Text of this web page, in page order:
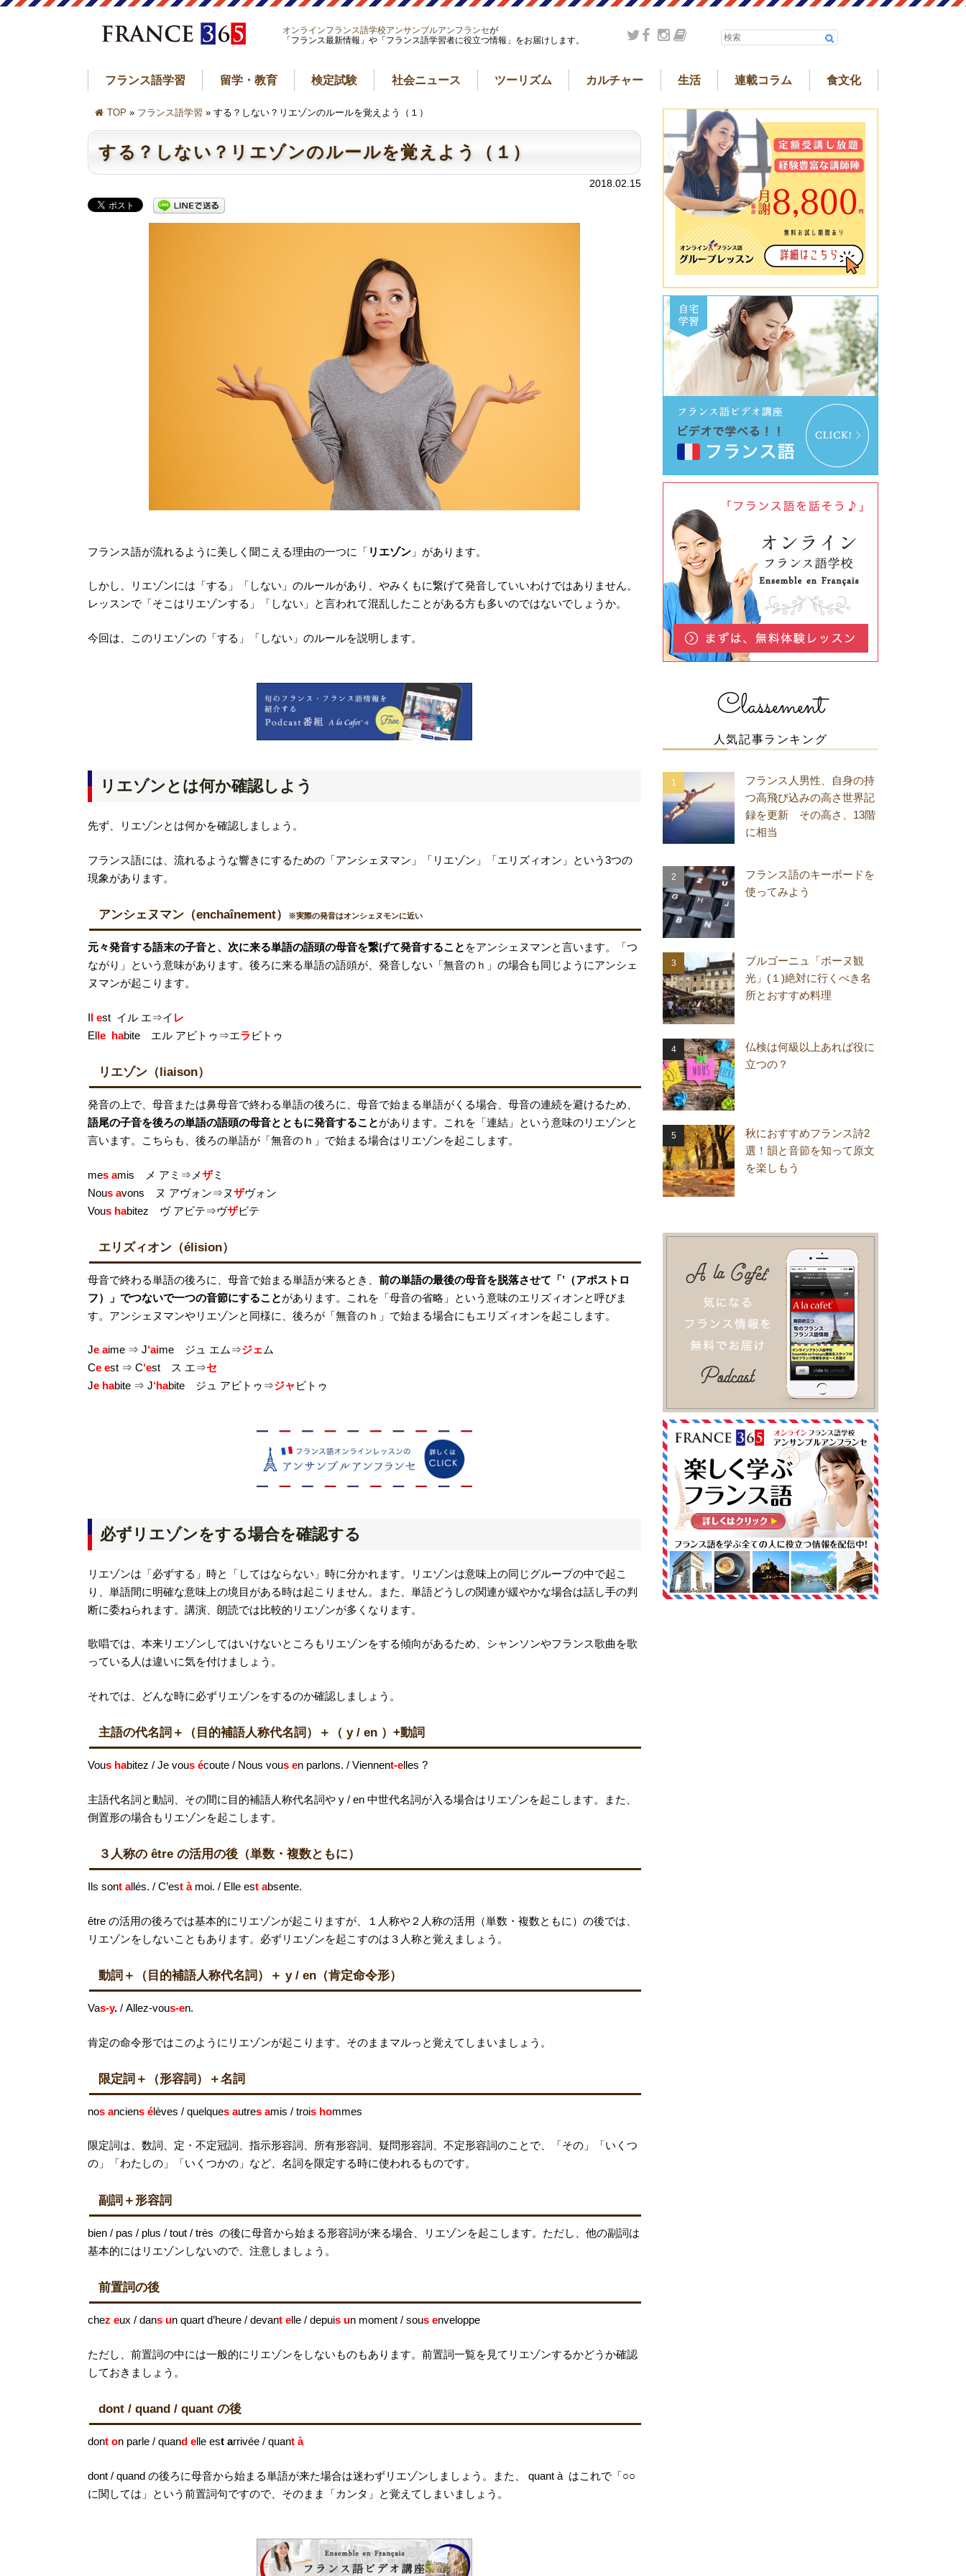
オンラインフランス語学校アンサンブルアンフランセが
「フランス最新情報」や「フランス語学習者に役立つ情報」をお届けします。
フランス語学習 留学・教育 検定試験 社会ニュース ツーリズム カルチャー 生活 連載コラム 食文化
TOP » フランス語学習 » する？しない？リエゾンのルールを覚えよう（１）
する？しない？リエゾンのルールを覚えよう（１）
2018.02.15
フランス語が流れるように美しく聞こえる理由の一つに「 リエゾン 」があります。
しかし、リエゾンには「する」「しない」のルールがあり、やみくもに繋げて発音していいわけではありません。
レッスンで「そこはリエゾンする」「しない」と言われて混乱したことがある方も多いのではないでしょうか。
今回は、このリエゾンの「する」「しない」のルールを説明します。
リエゾンとは何か確認しよう
先ず、リエゾンとは何かを確認しましょう。
フランス語には、流れるような響きにするための「アンシェヌマン」「リエゾン」「エリズィオン」という3つの
現象があります。
アンシェヌマン（enchaînement） ※実際の発音はオンシェヌモンに近い
元々発音する語末の子音と、次に来る単語の語頭の母音を繋げて発音すること をアンシェヌマンと言います。「つ
ながり」という意味があります。後ろに来る単語の語頭が、発音しない「無音のｈ」の場合も同じようにアンシェ
ヌマンが起こります。
Il est イル エ⇒イ レ
Elle habite エル アビトゥ⇒エラビトゥ
リエゾン（liaison）
発音の上で、母音または鼻母音で終わる単語の後ろに、母音で始まる単語がくる場合、母音の連続を避けるため、
語尾の子音を後ろの単語の語頭の母音とともに発音することがあります。これを「連結」という意味のリエゾンと
言います。こちらも、後ろの単語が「無音のｈ」で始まる場合はリエゾンを起こします。
mes amis メ アミ⇒メザミ
Nous avons ヌ アヴォン⇒ヌザヴォン
Vous habitez ヴ アビテ⇒ヴザビテ
エリズィオン（élision）
母音で終わる単語の後ろに、母音で始まる単語が来るとき、 前の単語の最後の母音を脱落させて「’（アポストロ
フ）」でつないで一つの音節にすることがあります。これを「母音の省略」という意味のエリズィオンと呼びま
す。アンシェヌマンやリエゾンと同様に、後ろが「無音のｈ」で始まる場合にもエリズィオンを起こします。
Je aime ⇒ J‘aime ジュ エム⇒ジェ ム
Ce est ⇒ C‘est ス エ⇒セ
Je habite ⇒ J‘habite ジュ アビトゥ⇒ジャ ビトゥ
必ずリエゾンをする場合を確認する
リエゾンは「必ずする」時と「してはならない」時に分かれます。リエゾンは意味上の同じグループの中で起こ
り、単語間に明確な意味上の境目がある時は起こりません。また、単語どうしの関連が緩やかな場合は話し手の判
断に委ねられます。講演、朗読では比較的リエゾンが多くなります。
歌唱では、本来リエゾンしてはいけないところもリエゾンをする傾向があるため、シャンソンやフランス歌曲を歌
っている人は違いに気を付けましょう。
それでは、どんな時に必ずリエゾンをするのか確認しましょう。
主語の代名詞＋（目的補語人称代名詞）＋（ y / en ）+動詞
Vous habitez / Je vous écoute / Nous vous en parlons. / Viennent-elles ?
主語代名詞と動詞、その間に目的補語人称代名詞や y / en 中世代名詞が入る場合はリエゾンを起こします。また、
倒置形の場合もリエゾンを起こします。
３人称の être の活用の後（単数・複数ともに）
Ils sont allés. / C’est àmoi. / Elle est absente.
être の活用の後ろでは基本的にリエゾンが起こりますが、１人称や２人称の活用（単数・複数ともに）の後では、
リエゾンをしないこともあります。必ずリエゾンを起こすのは３人称と覚えましょう。
動詞＋（目的補語人称代名詞）＋ y / en（肯定命令形）
Vas-y. / Allez-vous-en.
肯定の命令形ではこのようにリエゾンが起こります。そのままマルっと覚えてしまいましょう。
限定詞＋（形容詞）＋名詞
nos anciens élèves / quelques autres amis / trois hommes
限定詞は、数詞、定・不定冠詞、指示形容詞、所有形容詞、疑問形容詞、不定形容詞のことで、「その」「いくつ
の」「わたしの」「いくつかの」など、名詞を限定する時に使われるものです。
副詞＋形容詞
bien / pas / plus / tout / très の後に母音から始まる形容詞が来る場合、リエゾンを起こします。ただし、他の副詞は
基本的にはリエゾンしないので、注意しましょう。
前置詞の後
chez eux / dans un quart d’heure / devant elle / depuis un moment / sous enveloppe
ただし、前置詞の中には一般的にリエゾンをしないものもあります。前置詞一覧を見てリエゾンするかどうか確認
しておきましょう。
dont / quand / quant の後
dont on parle / quand elle est arrivée / quant à
dont / quand の後ろに母音から始まる単語が来た場合は迷わずリエゾンしましょう。また、 quant à はこれで「○○
に関しては」という前置詞句ですので、そのまま「カンタ」と覚えてしまいましょう。
Classement
人気記事ランキング
フランス人男性、自身の持
つ高飛び込みの高さ世界記
録を更新 その高さ、13階
に相当
フランス語のキーボードを
使ってみよう
ブルゴーニュ「ボーヌ観
光」(１)絶対に行くべき名
所とおすすめ料理
仏検は何級以上あれば役に
立つの？
秋におすすめフランス詩2
選！韻と音節を知って原文
を楽しもう